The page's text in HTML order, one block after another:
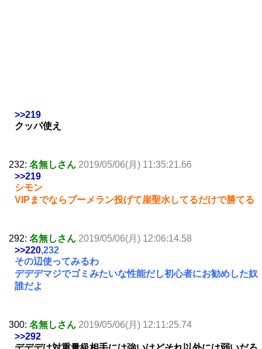
>>219
クッパ使え
232: 名無しさん 2019/05/06(月) 11:35:21.66
>>219
シモン
VIPまでならブーメラン投げて崖聖水してるだけで勝てる
292: 名無しさん 2019/05/06(月) 12:06:14.58
>>220,232
その辺使ってみるわ
デデデマジでゴミみたいな性能だし初心者にお勧めした奴
誰だよ
300: 名無しさん 2019/05/06(月) 12:11:25.74
>>292